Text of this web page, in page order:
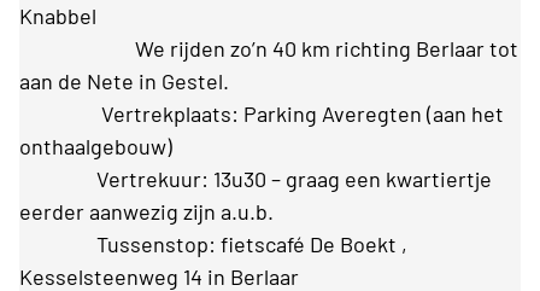
Knabbel
We rijden zo’n 40 km richting Berlaar tot
aan de Nete in Gestel.
Vertrekplaats: Parking Averegten (aan het
onthaalgebouw)
Vertrekuur: 13u30 – graag een kwartiertje
eerder aanwezig zijn a.u.b.
Tussenstop: fietscafé De Boekt ,
Kesselsteenweg 14 in Berlaar